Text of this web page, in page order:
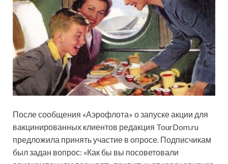
После сообщения «Аэрофлота» о запуске акции для
вакцинированных клиентов редакция TourDom.ru
предложила принять участие в опросе. Подписчикам
был задан вопрос: «Как бы вы посоветовали